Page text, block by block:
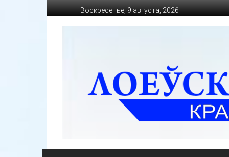
к
содержимому
Воскресенье, 9 августа, 2026
массово-
политическая